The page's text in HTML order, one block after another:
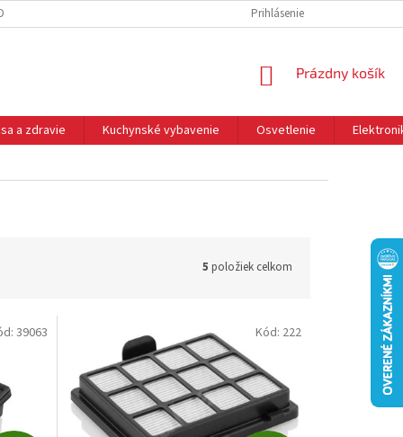
PODMIENKY OCHRANA OSOBNÝCH ÚDAJOV REKLAMÁCIE
Prihlásenie
NÁKUPNÝ
Prázdny košík
a zdravie Kuchynské vybavenie Osvetlenie
5 položiek celkom
39063 Kód: 222